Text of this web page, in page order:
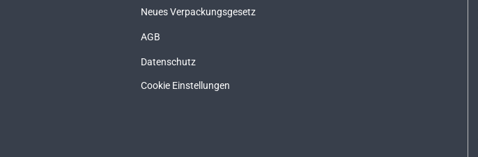
Neues Verpackungsgesetz
AGB
Datenschutz
Cookie Einstellungen